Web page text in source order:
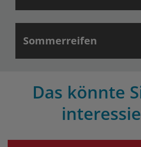
Sommerreifen
Das könnte